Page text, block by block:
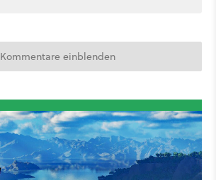
Kommentare einblenden